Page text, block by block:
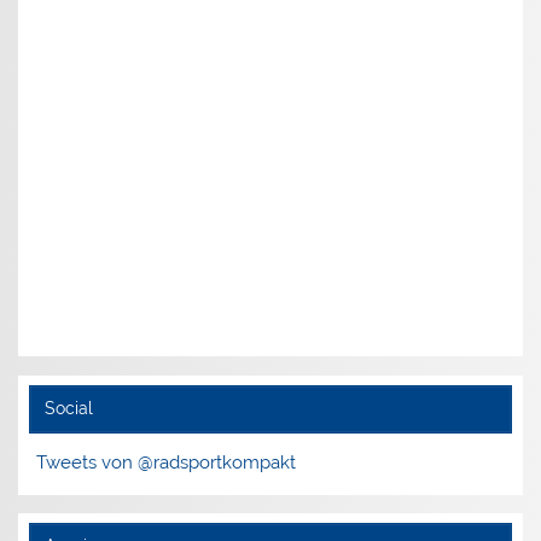
Social
Tweets von @radsportkompakt